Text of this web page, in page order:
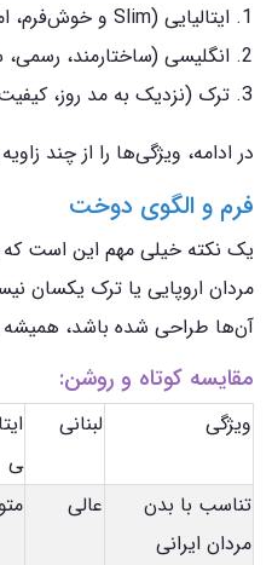
ایتالیایی (Slim و خوش‌فرم، اما حساس)
انگلیسی (ساختارمند،
ترک (نزدیک به مد روز،
در ادامه، ویژگی‌ها را از چند
فرم و الگوی دوخت
یک نکته خیلی مهم این است که
مردان اروپایی یا ترک یکسان
آن‌ها طراحی شده باشد،
مقایسه کوتاه و روشن:
ویژگی لبنانی
ی
تناسب با بدن
مردان ایرانی
عالی